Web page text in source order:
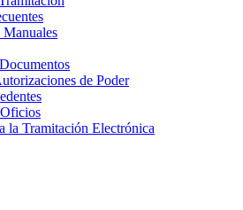
de Poder
Oficios
la Tramitación Electrónica